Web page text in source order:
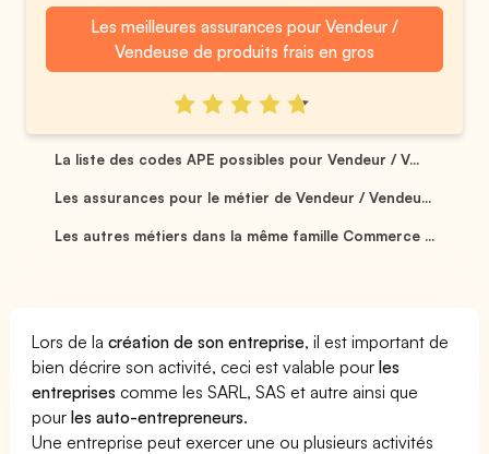
Les meilleures assurances pour Vendeur /
Vendeuse de produits frais en gros
La liste des codes APE possibles pour Vendeur / V...
Les assurances pour le métier de Vendeur / Vendeu...
Les autres métiers dans la même famille Commerce ...
Lors de lacréation de son entreprise, il est important de
bien décrire son activité, ceci est valable pourles
entreprises comme les SARL, SAS et autre ainsi que
pourles auto-entrepreneurs.
Une entreprise peut exercer une ou plusieurs activités